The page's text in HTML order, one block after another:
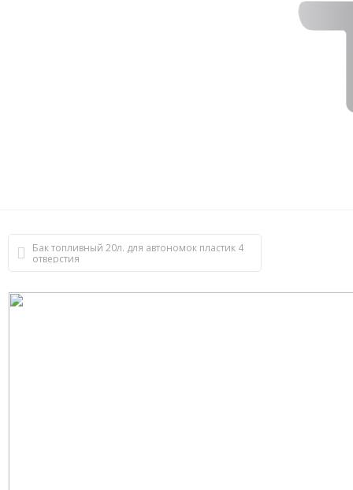
Бак топливный 20л. для автономок пластик 4
отверстия